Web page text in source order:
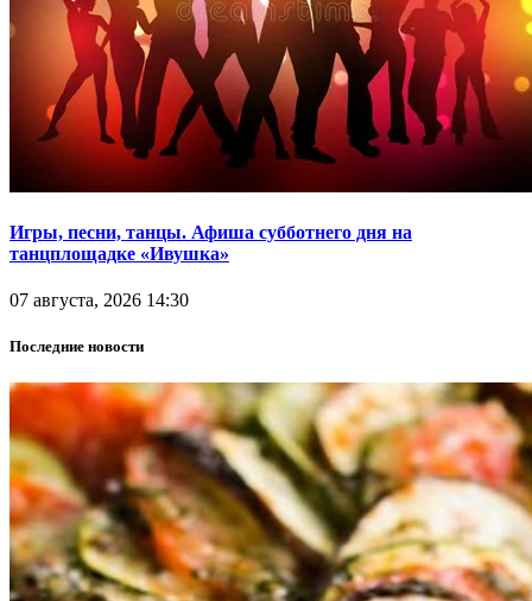
Игры, песни, танцы. Афиша субботнего дня на
танцплощадке «Ивушка»
07 августа, 2026 14:30
Последние новости